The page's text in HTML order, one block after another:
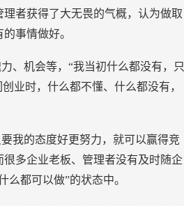
者获得了大无畏的气概，认为做取
事情做好。
、机会等，“我当初什么都没有，只
业时，什么都不懂、什么都没有，
我的态度好更努力，就可以赢得竞
多企业老板、管理者没有及时随企
都可以做”的状态中。